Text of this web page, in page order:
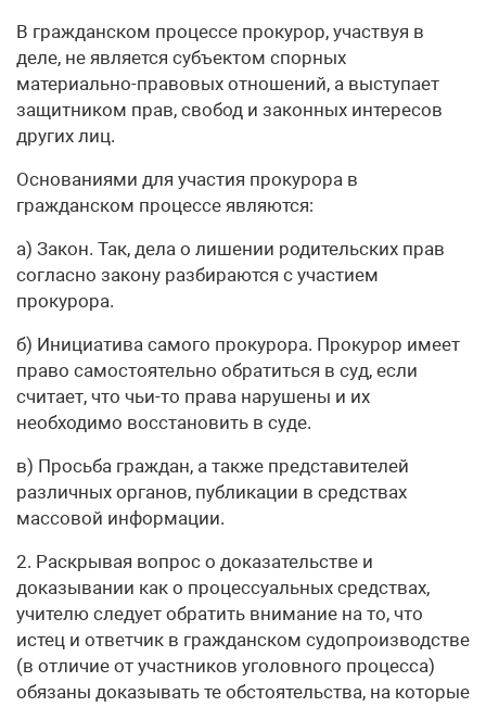
В гражданском процессе прокурор, участвуя в
деле, не является субъектом спорных
материально-правовых отношений, а выступает
защитником прав, свобод и законных интересов
других лиц.
Основаниями для участия прокурора в
гражданском процессе являются:
а) Закон. Так, дела о лишении родительских прав
согласно закону разбираются с участием
прокурора.
б) Инициатива самого прокурора. Прокурор имеет
право самостоятельно обратиться в суд, если
считает, что чьи-то права нарушены и их
необходимо восстановить в суде.
в) Просьба граждан, а также представителей
различных органов, публикации в средствах
массовой информации.
2. Раскрывая вопрос о доказательстве и
доказывании как о процессуальных средствах,
учителю следует обратить внимание на то, что
истец и ответчик в гражданском судопроизводстве
(в отличие от участников уголовного процесса)
обязаны доказывать те обстоятельства, на которые